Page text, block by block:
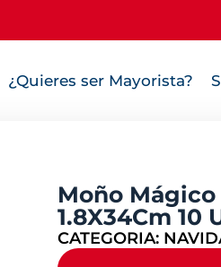
¿Quieres ser Mayorista?
Moño
1.8X34Cm 10
CATEGORIA: